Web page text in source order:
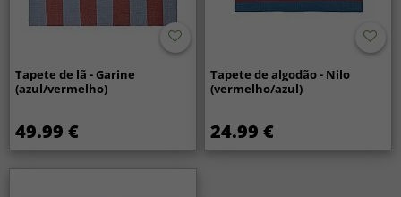
Tapete de lã - Garine
(azul/vermelho)
49.99 €
Tapete de algodão - Nilo
(vermelho/azul)
24.99 €